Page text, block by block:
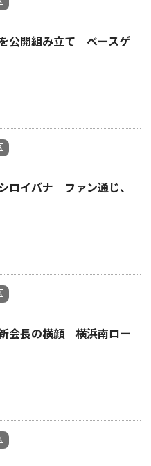
公開組み立て ベースゲ
ロイバナ ファン通じ、
会長の横顔 横浜南ロー